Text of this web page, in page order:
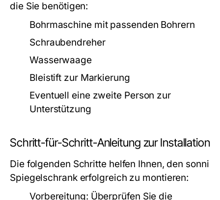
die Sie benötigen:
Bohrmaschine mit passenden Bohrern
Schraubendreher
Wasserwaage
Bleistift zur Markierung
Eventuell eine zweite Person zur
Unterstützung
Schritt-für-Schritt-Anleitung zur Installation
Die folgenden Schritte helfen Ihnen, den sonni
Spiegelschrank erfolgreich zu montieren:
Vorbereitung: Überprüfen Sie die